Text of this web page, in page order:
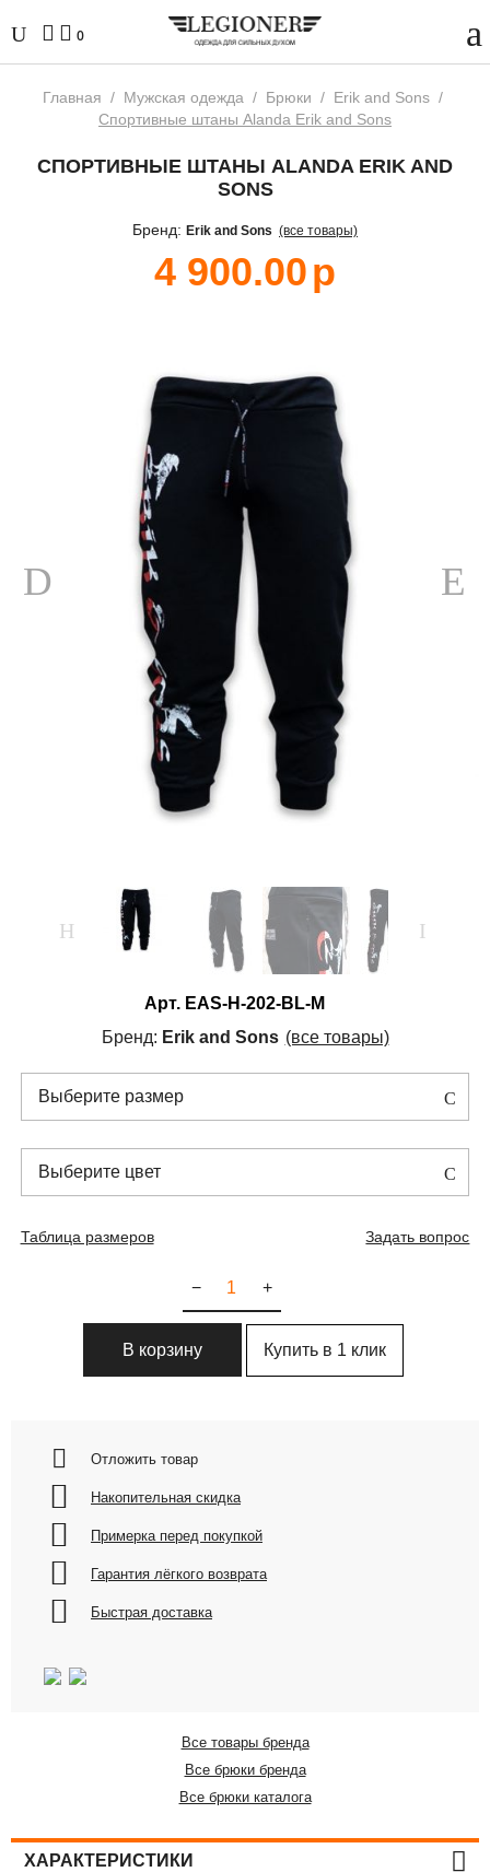
0
Главная / Мужская одежда / Брюки / Erik and Sons /
Спортивные штаны Alanda Erik and Sons
СПОРТИВНЫЕ ШТАНЫ ALANDA ERIK AND
SONS
Бренд: Erik and Sons (все товары)
4 900.00р
Арт. EAS-H-202-BL-M
Бренд: Erik and Sons (все товары)
Выберите размер
Выберите цвет
Таблица размеров Задать вопрос
+
−
В корзину Купить в 1 клик
Отложить товар
Накопительная скидка
Примерка перед покупкой
Гарантия лёгкого возврата
Быстрая доставка
Все товары бренда
Все брюки бренда
Все брюки каталога
ХАРАКТЕРИСТИКИ